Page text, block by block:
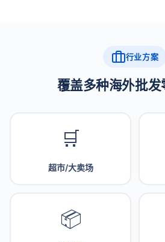
行业方案
覆盖多种海外批发
🛒
超市/大卖场
📦